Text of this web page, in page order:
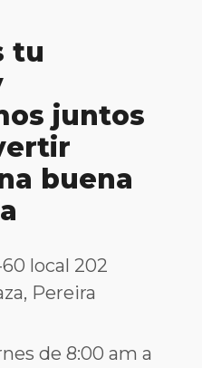
tu
juntos
buena
60 local 202
Pereira
de 8:00 am a